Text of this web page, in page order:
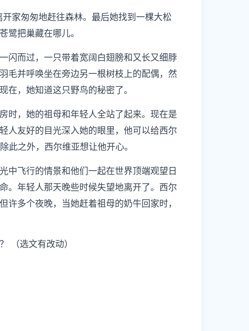
匆匆地赶往森林。最后她找到一棵大松
鹭把巢藏在哪儿。
而过，一只带着宽阔白翅膀和又长又细脖
毛并呼唤坐在旁边另一根树枝上的配偶，然
在，她知道这只野鸟的秘密了。
，她的祖母和年轻人全站了起来。现在是
人友好的目光深入她的眼里，他可以给西尔
此之外，西尔维亚想让他开心。
飞行的情景和他们一起在世界顶端观望日
。年轻人那天晚些时候失望地离开了。西尔
多个夜晚，当她赶着祖母的奶牛回家时，
选文有改动）